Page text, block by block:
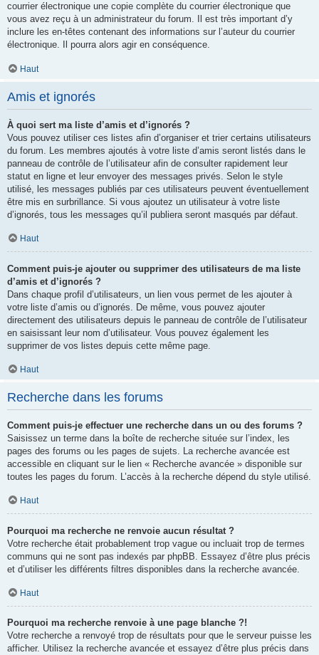
courrier électronique une copie complète du courrier électronique que
vous avez reçu à un administrateur du forum. Il est très important d’y
inclure les en-têtes contenant des informations sur l’auteur du courrier
électronique. Il pourra alors agir en conséquence.
Haut
Amis et ignorés
À quoi sert ma liste d’amis et d’ignorés ?
Vous pouvez utiliser ces listes afin d’organiser et trier certains utilisateurs
du forum. Les membres ajoutés à votre liste d’amis seront listés dans le
panneau de contrôle de l’utilisateur afin de consulter rapidement leur
statut en ligne et leur envoyer des messages privés. Selon le style
utilisé, les messages publiés par ces utilisateurs peuvent éventuellement
être mis en surbrillance. Si vous ajoutez un utilisateur à votre liste
d’ignorés, tous les messages qu’il publiera seront masqués par défaut.
Haut
Comment puis-je ajouter ou supprimer des utilisateurs de ma liste
d’amis et d’ignorés ?
Dans chaque profil d’utilisateurs, un lien vous permet de les ajouter à
votre liste d’amis ou d’ignorés. De même, vous pouvez ajouter
directement des utilisateurs depuis le panneau de contrôle de l’utilisateur
en saisissant leur nom d’utilisateur. Vous pouvez également les
supprimer de vos listes depuis cette même page.
Haut
Recherche dans les forums
Comment puis-je effectuer une recherche dans un ou des forums ?
Saisissez un terme dans la boîte de recherche située sur l’index, les
pages des forums ou les pages de sujets. La recherche avancée est
accessible en cliquant sur le lien « Recherche avancée » disponible sur
toutes les pages du forum. L’accès à la recherche dépend du style utilisé.
Haut
Pourquoi ma recherche ne renvoie aucun résultat ?
Votre recherche était probablement trop vague ou incluait trop de termes
communs qui ne sont pas indexés par phpBB. Essayez d’être plus précis
et d’utiliser les différents filtres disponibles dans la recherche avancée.
Haut
Pourquoi ma recherche renvoie à une page blanche ?!
Votre recherche a renvoyé trop de résultats pour que le serveur puisse les
afficher. Utilisez la recherche avancée et essayez d’être plus précis dans